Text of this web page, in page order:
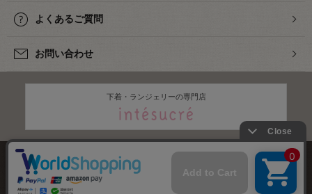
よくあるご質問
お問い合わせ
下着・ランジェリーの専門店
株式会社オカダヤ
特定商取引法に基づく表記 プライバシーポリシー サイトマップ